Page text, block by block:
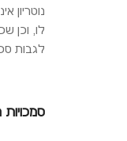
נוטריון
לו, וכן
לגבות
סמכויות